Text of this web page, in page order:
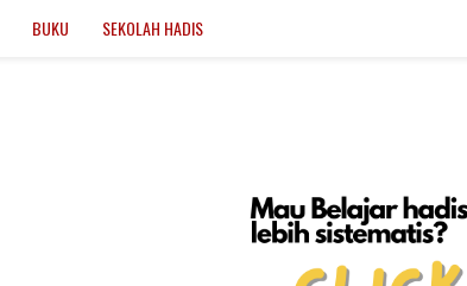
BUKU SEKOLAH HADIS